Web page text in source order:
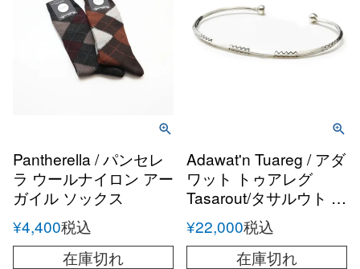
Pantherella / パンセレ
ラ ウールナイロン アー
ガイル ソックス
¥4,400税込
在庫切れ
Adawat'n Tuareg / アダ
ワット トゥアレグ
Tasarout/タサルウト シ
ルバーハンドメイドバ
ングル
¥22,000税込
在庫切れ